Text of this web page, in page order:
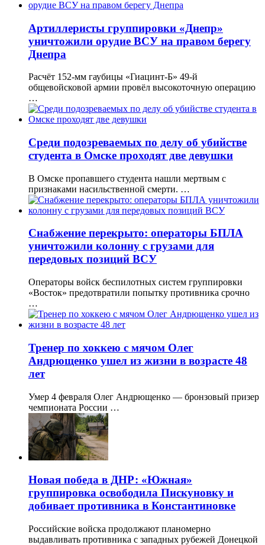
Артиллеристы группировки «Днепр»
уничтожили орудие ВСУ на правом берегу
Днепра
Расчёт 152-мм гаубицы «Гиацинт-Б» 49-й
общевойсковой армии провёл высокоточную операцию
…
Среди подозреваемых по делу об убийстве
студента в Омске проходят две девушки
В Омске пропавшего студента нашли мертвым с
признаками насильственной смерти. …
Снабжение перекрыто: операторы БПЛА
уничтожили колонну с грузами для
передовых позиций ВСУ
Операторы войск беспилотных систем группировки
«Восток» предотвратили попытку противника срочно
…
Тренер по хоккею с мячом Олег
Андрющенко ушел из жизни в возрасте 48
лет
Умер 4 февраля Олег Андрющенко — бронзовый призер
чемпионата России …
Новая победа в ДНР: «Южная»
группировка освободила Пискуновку и
добивает противника в Константиновке
Российские войска продолжают планомерно
выдавливать противника с западных рубежей Донецкой